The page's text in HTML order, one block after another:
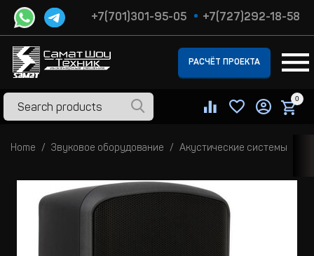
+7(701)301-95-05 +7(727)292-18-58
РАСЧЁТ ПРОЕКТА
0
Home Звуковое оборудование Акустические системы